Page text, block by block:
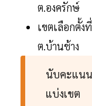
ต.องครักษ์
เขตเลือกตั้ง
ต.บ้านช้าง
นับคะแน
แบ่งเขต